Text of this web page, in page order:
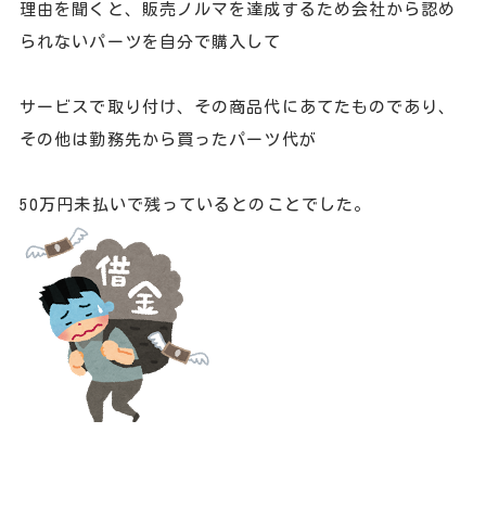
理由を聞くと、販売ノルマを達成するため会社から認め
られないパーツを自分で購入して
サービスで取り付け、その商品代にあてたものであり、
その他は勤務先から買ったパーツ代が
50万円未払いで残っているとのことでした。